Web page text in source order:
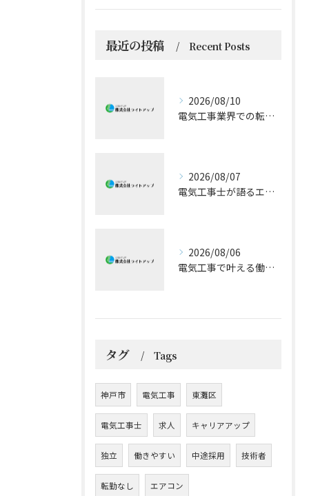
最近の投稿 Recent Posts
2026/08/10
電気工事業界での転職とスキルアップ法
2026/08/07
電気工事士が語るエアコン技術の極意
2026/08/06
電気工事で叶える働きやすい環境とキャリア形成
タグ Tags
神戸市 電気工事 東灘区
電気工事士 求人 キャリアアップ
独立 働きやすい 中途採用 技術者
転勤なし エアコン